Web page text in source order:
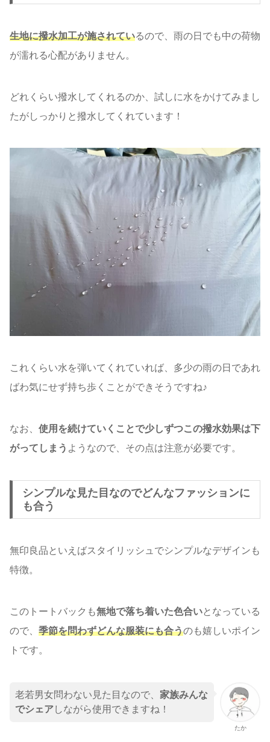
生地に撥水加工が施されているので、雨の日でも中の荷物
が濡れる心配がありません。
どれくらい撥水してくれるのか、試しに水をかけてみまし
たがしっかりと撥水してくれています！
これくらい水を弾いてくれていれば、多少の雨の日であれ
ばわ気にせず持ち歩くことができそうですね♪
なお、 使用を続けていくことで少しずつこの撥水効果は下
がってしまう ようなので、その点は注意が必要です。
シンプルな見た目なのでどんなファッションに
も合う
無印良品といえばスタイリッシュでシンプルなデザインも
特徴。
このトートバックも無地で落ち着いた色合いとなっている
ので、 季節を問わずどんな服装にも合うのも嬉しいポイン
トです。
たか
老若男女問わない見た目なので、 家族みんな
でシェアしながら使用できますね！